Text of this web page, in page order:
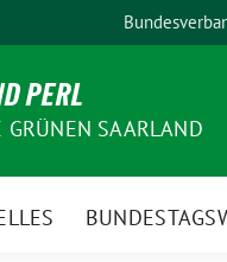
PERL
SAARLAND